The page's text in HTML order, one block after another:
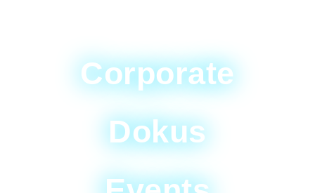
Corporate
Dokus